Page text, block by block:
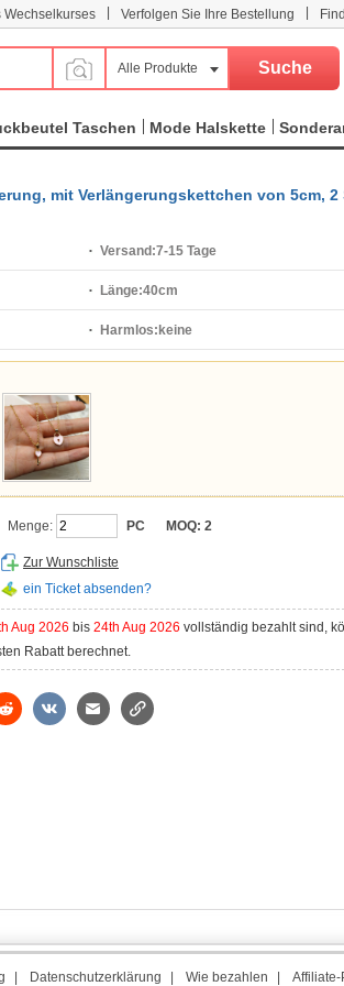
Wechselkurses Verfolgen Sie Ihre Bestellung
Alle Produkte
Taschen Mode Halskette
mit Verlängerungskettchen von 5cm,
Versand:7-15 Tage
Länge:40cm
Harmlos: keine
Menge: PC MOQ: 2
Zur Wunschliste
ein Ticket absenden?
Aug 2026 bis 24th Aug 2026 vollständig bezahlt sind,
Rabatt berechnet.
Datenschutzerklärung Wie bezahlen Affiliate-